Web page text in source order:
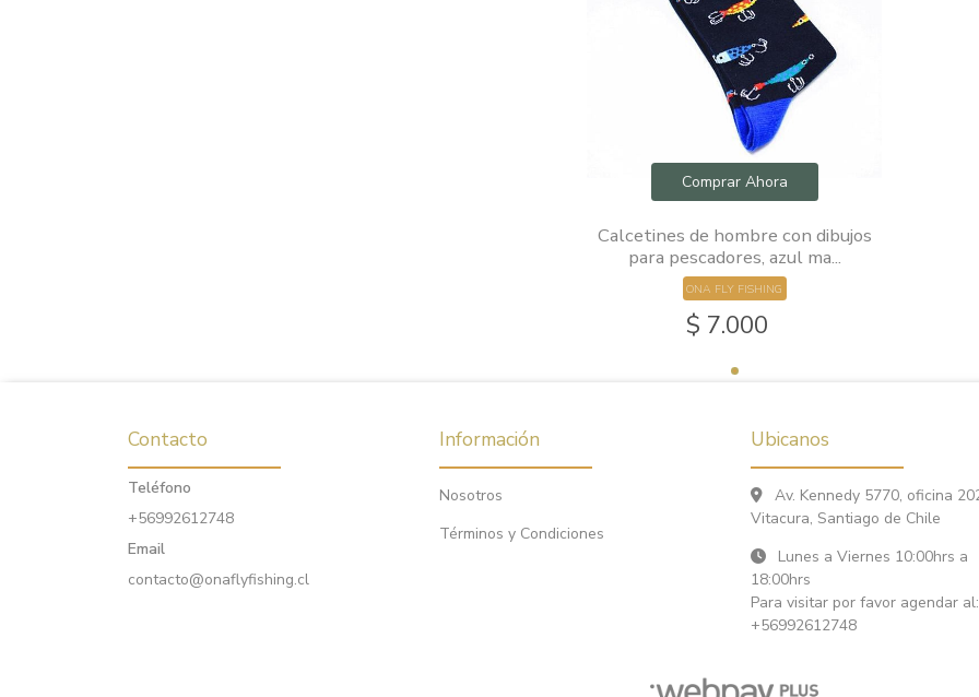
Comprar Ahora
Calcetines de hombre con dibujos
para pescadores, azul ma...
ONA FLY FISHING
$ 7.000
Contacto
Teléfono
+56992612748
Email
contacto@onaflyfishing.cl
Información
Nosotros
Términos y Condiciones
Ubicanos
Av. Kennedy 5770, oficina
Vitacura, Santiago de Chile
Lunes a Viernes 10:00hrs a
18:00hrs
Para visitar por favor agendar al:
+56992612748